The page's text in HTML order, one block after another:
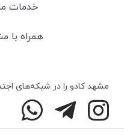
خدمات
همراه با
مشهد کادو را در شبکه‌های